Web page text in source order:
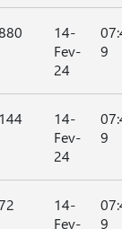
14-
Fev-
24
9
14-
Fev-
24
9
14-
Fev-
9